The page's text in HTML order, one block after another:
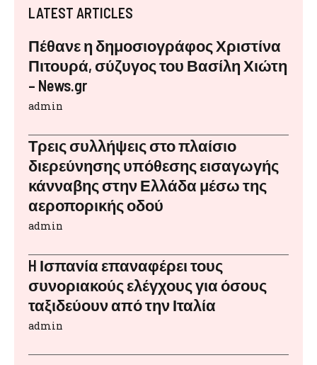
LATEST ARTICLES
Πέθανε η δημοσιογράφος Χριστίνα
Πιτουρά, σύζυγος του Βασίλη Χιώτη
– News.gr
admin
Τρεις συλλήψεις στο πλαίσιο
διερεύνησης υπόθεσης εισαγωγής
κάνναβης στην Ελλάδα μέσω της
αεροπορικής οδού
admin
H Ισπανία επαναφέρει τους
συνοριακούς ελέγχους για όσους
ταξιδεύουν από την Ιταλία
admin